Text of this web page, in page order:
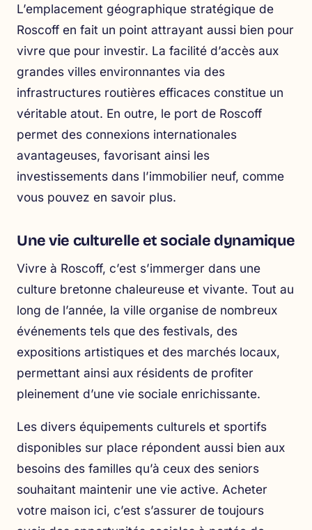
L’emplacement géographique stratégique de
Roscoff en fait un point attrayant aussi bien pour
vivre que pour investir. La facilité d’accès aux
grandes villes environnantes via des
infrastructures routières efficaces constitue un
véritable atout. En outre, le port de Roscoff
permet des connexions internationales
avantageuses, favorisant ainsi les
investissements dans l’immobilier neuf, comme
vous pouvez en savoir plus.
Une vie culturelle et sociale dynamique
Vivre à Roscoff, c’est s’immerger dans une
culture bretonne chaleureuse et vivante. Tout au
long de l’année, la ville organise de nombreux
événements tels que des festivals, des
expositions artistiques et des marchés locaux,
permettant ainsi aux résidents de profiter
pleinement d’une vie sociale enrichissante.
Les divers équipements culturels et sportifs
disponibles sur place répondent aussi bien aux
besoins des familles qu’à ceux des seniors
souhaitant maintenir une vie active. Acheter
votre maison ici, c’est s’assurer de toujours